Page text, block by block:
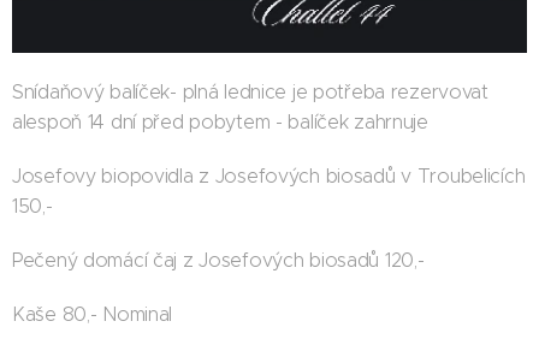
Snídaňový balíček- plná lednice je potřeba rezervovat
alespoň 14 dní před pobytem - balíček zahrnuje
Josefovy biopovidla z Josefových biosadů v Troubelicích
150,-
Pečený domácí čaj z Josefových biosadů 120,-
Kaše 80,- Nominal